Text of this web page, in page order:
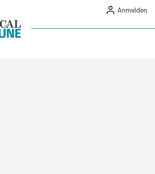
Anmelden